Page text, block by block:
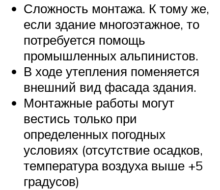
Сложность монтажа. К тому же,
если здание многоэтажное, то
потребуется помощь
промышленных альпинистов.
В ходе утепления поменяется
внешний вид фасада здания.
Монтажные работы могут
вестись только при
определенных погодных
условиях (отсутствие осадков,
температура воздуха выше +5
градусов)